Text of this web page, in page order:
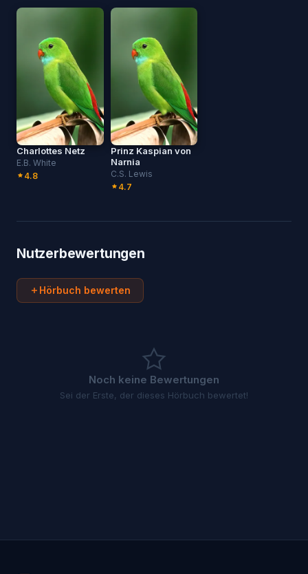
Charlottes Netz
E.B. White
4.8
Prinz Kaspian von
Narnia
C.S. Lewis
4.7
Nutzerbewertungen
Hörbuch bewerten
Noch keine Bewertungen
Sei der Erste, der dieses Hörbuch bewertet!